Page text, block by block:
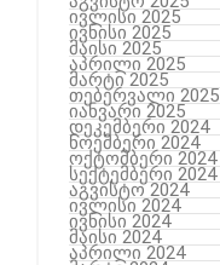
ივლისი 2025
ივნისი 2025
მაისი 2025
აპრილი 2025
მარტი 2025
თებერვალი 2025
იანვარი 2025
დეკემბერი 2024
ნოემბერი 2024
ოქტომბერი 2024
სექტემბერი 2024
აგვისტო 2024
ივლისი 2024
ივნისი 2024
მაისი 2024
აპრილი 2024